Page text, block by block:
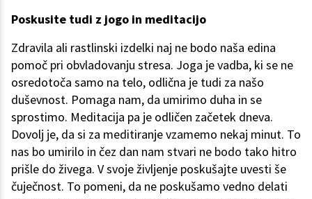
Poskusite tudi z jogo in meditacijo
Zdravila ali rastlinski izdelki naj ne bodo naša edina
pomoč pri obvladovanju stresa. Joga je vadba, ki se ne
osredotoča samo na telo, odlična je tudi za našo
duševnost. Pomaga nam, da umirimo duha in se
sprostimo. Meditacija pa je odličen začetek dneva.
Dovolj je, da si za meditiranje vzamemo nekaj minut. To
nas bo umirilo in čez dan nam stvari ne bodo tako hitro
prišle do živega. V svoje življenje poskušajte uvesti še
čuječnost. To pomeni, da ne poskušamo vedno delati